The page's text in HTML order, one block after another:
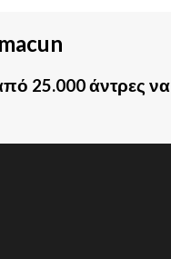
25.000 άντρες να